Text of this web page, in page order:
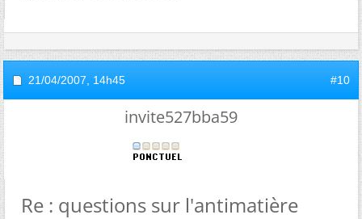
21/04/2007, 14h45 #10
invite527bba59
Re : questions sur l'antimatière